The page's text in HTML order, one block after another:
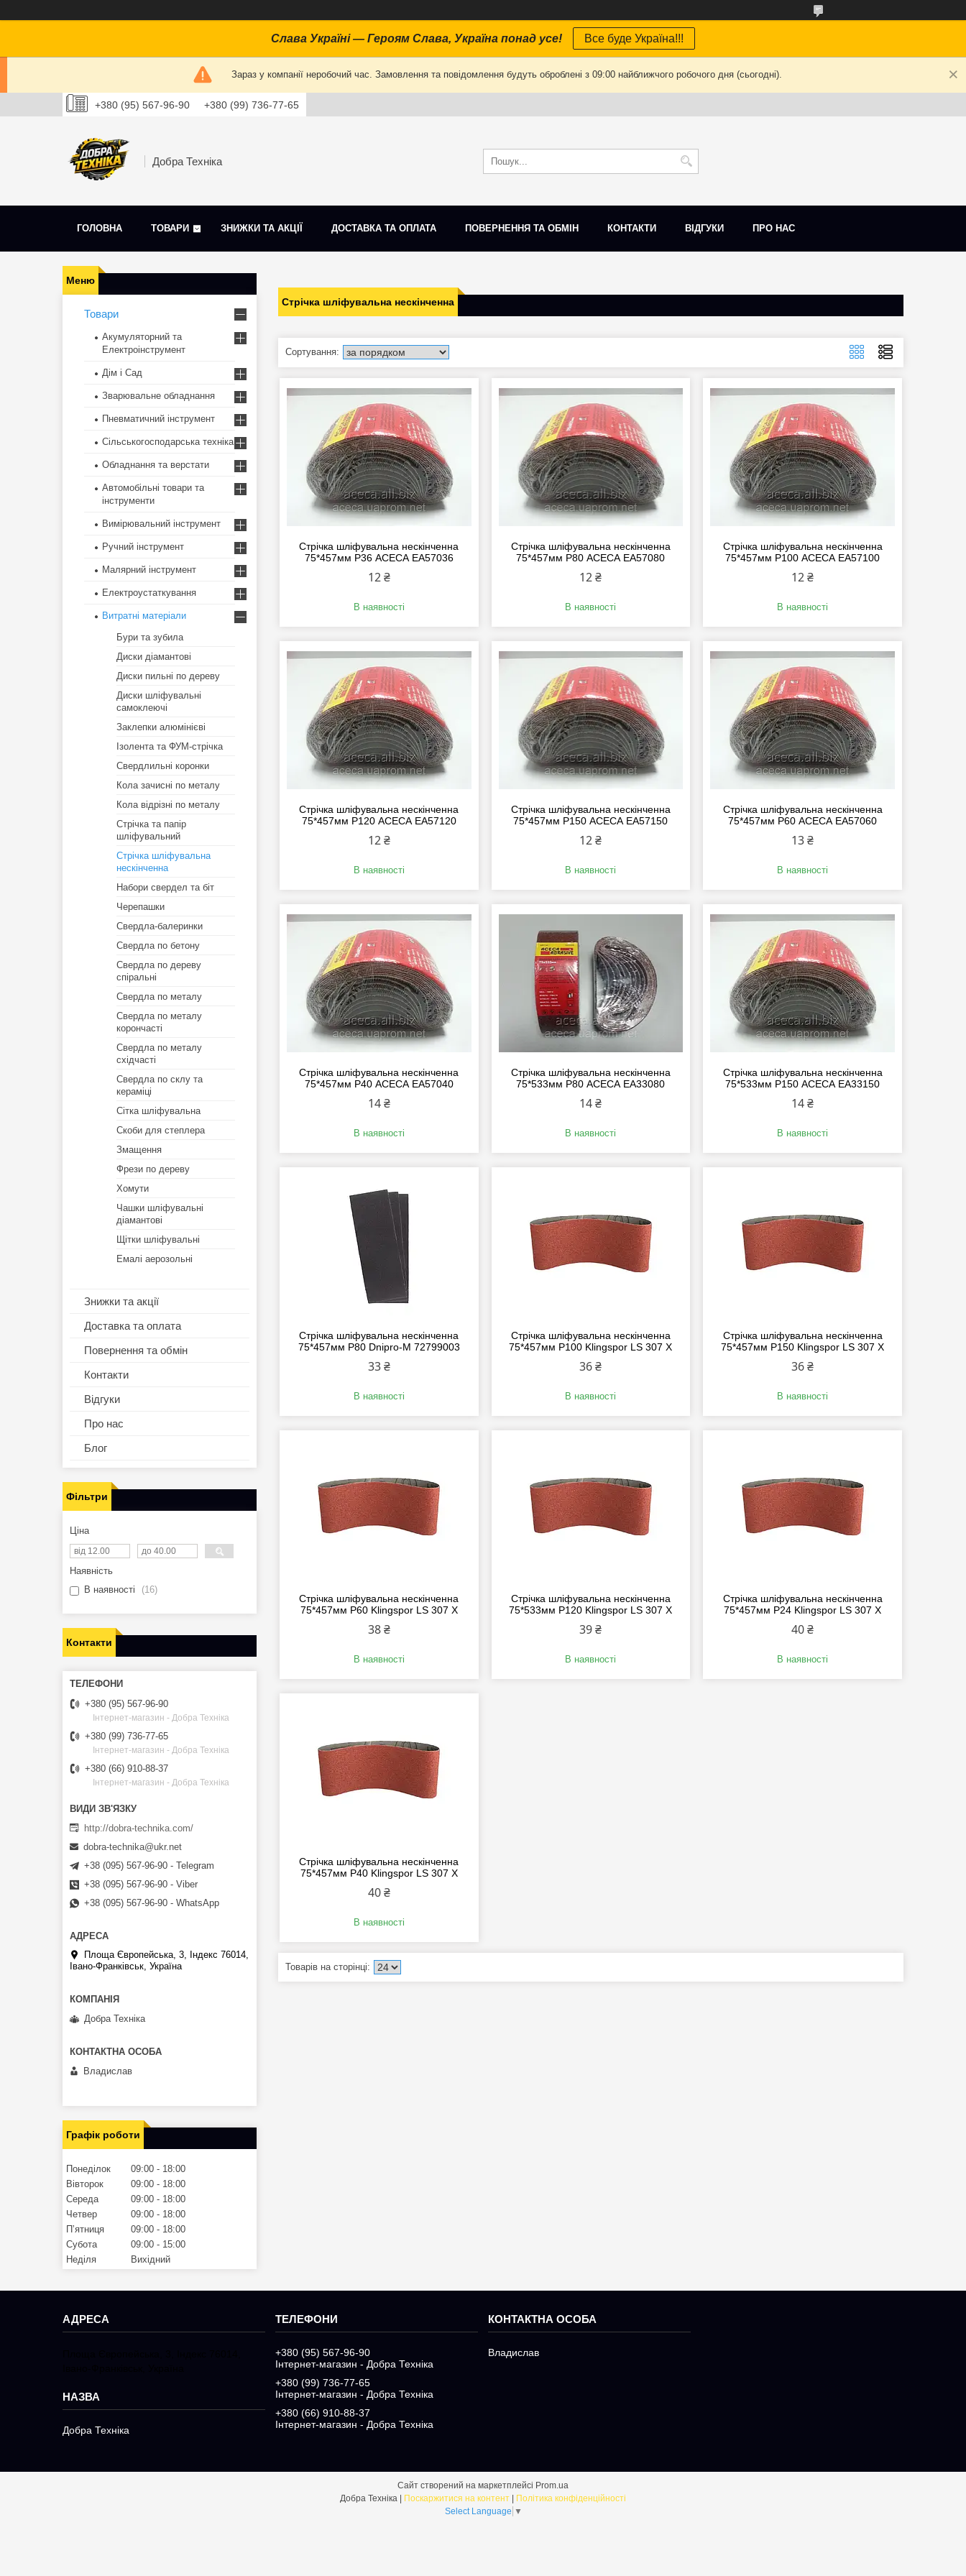
Слава Україні — Героям Слава, Україна понад усе! Все буде Україна!!!
Зараз у компанії неробочий час. Замовлення та повідомлення будуть оброблені з 09:00 найближчого робочого дня (сьогодні).
+380 (95) 567-96-90 +380 (99) 736-77-65
Добра Техніка
ГОЛОВНА ТОВАРИ ЗНИЖКИ ТА АКЦІЇ ДОСТАВКА ТА ОПЛАТА ПОВЕРНЕННЯ ТА ОБМІН КОНТАКТИ ВІДГУКИ ПРО НАС
Стрічка шліфувальна нескінченна
Стрічка шліфувальна нескінченна
75*457мм P36 АСЕСА EA57036
12 ₴
В наявності
Стрічка шліфувальна нескінченна
75*457мм P80 АСЕСА EA57080
12 ₴
В наявності
Стрічка шліфувальна нескінченна
75*457мм P100 АСЕСА EA57100
12 ₴
В наявності
Стрічка шліфувальна нескінченна
75*457мм P120 АСЕСА EA57120
12 ₴
В наявності
Стрічка шліфувальна нескінченна
75*457мм P150 АСЕСА EA57150
12 ₴
В наявності
Стрічка шліфувальна нескінченна
75*457мм P60 АСЕСА EA57060
13 ₴
В наявності
Стрічка шліфувальна нескінченна
75*457мм P40 АСЕСА EA57040
14 ₴
В наявності
Стрічка шліфувальна нескінченна
75*533мм P80 АСЕСА EA33080
14 ₴
В наявності
Стрічка шліфувальна нескінченна
75*533мм P150 АСЕСА EA33150
14 ₴
В наявності
Стрічка шліфувальна нескінченна
75*457мм P80 Dnipro-M 72799003
33 ₴
В наявності
Стрічка шліфувальна нескінченна
75*457мм P100 Klingspor LS 307 X
36 ₴
В наявності
Стрічка шліфувальна нескінченна
75*457мм P150 Klingspor LS 307 X
36 ₴
В наявності
Стрічка шліфувальна нескінченна
75*457мм P60 Klingspor LS 307 X
38 ₴
В наявності
Стрічка шліфувальна нескінченна
75*533мм P120 Klingspor LS 307 X
39 ₴
В наявності
Стрічка шліфувальна нескінченна
75*457мм P24 Klingspor LS 307 X
40 ₴
В наявності
Стрічка шліфувальна нескінченна
75*457мм P40 Klingspor LS 307 X
40 ₴
В наявності
Товари
Акумуляторний та
Електроінструмент
Дім і Сад
Зварювальне обладнання
Пневматичний інструмент
Сільськогосподарська техніка
Обладнання та верстати
Автомобільні товари та
інструменти
Вимірювальний інструмент
Ручний інструмент
Малярний інструмент
Електроустаткування
Витратні матеріали
Бури та зубила
Диски діамантові
Диски пильні по дереву
Диски шліфувальні
самоклеючі
Заклепки алюмінієві
Ізолента та ФУМ-стрічка
Свердлильні коронки
Кола зачисні по металу
Кола відрізні по металу
Стрічка та папір
шліфувальний
Стрічка шліфувальна
нескінченна
Набори свердел та біт
Черепашки
Свердла-балеринки
Свердла по бетону
Свердла по дереву
спіральні
Свердла по металу
Свердла по металу
корончасті
Свердла по металу
східчасті
Свердла по склу та
кераміці
Сітка шліфувальна
Скоби для степлера
Змащення
Фрези по дереву
Хомути
Чашки шліфувальні
діамантові
Щітки шліфувальні
Емалі аерозольні
Знижки та акції
Доставка та оплата
Повернення та обмін
Контакти
Відгуки
Про нас
Блог
Фільтри
Ціна
Наявність
В наявності
16
Контакти
+380 (95) 567-96-90
Інтернет-магазин - Добра Техніка
+380 (99) 736-77-65
Інтернет-магазин - Добра Техніка
+380 (66) 910-88-37
Інтернет-магазин - Добра Техніка
http://dobra-technika.com/
dobra-technika@ukr.net
+38 (095) 567-96-90 - Telegram
+38 (095) 567-96-90 - Viber
+38 (095) 567-96-90 - WhatsApp
Площа Європейська, 3, Індекс 76014,
Івано-Франківськ, Україна
Добра Техніка
Владислав
Графік роботи
Понеділок 09:00
18:00
Вівторок
09:00
18:00
Середа
09:00
18:00
Четвер
09:00
18:00
Пʼятниця
09:00
18:00
Субота
09:00
15:00
Неділя
Вихідний
Добра Техніка
+380 (95) 567-96-90
Інтернет-магазин - Добра Техніка
+380 (99) 736-77-65
Інтернет-магазин - Добра Техніка
+380 (66) 910-88-37
Інтернет-магазин - Добра Техніка
Владислав
Сайт створений на маркетплейсі Prom.ua
Добра Техніка | Поскаржитися на контент | Політика конфіденційності
Select Language ▼